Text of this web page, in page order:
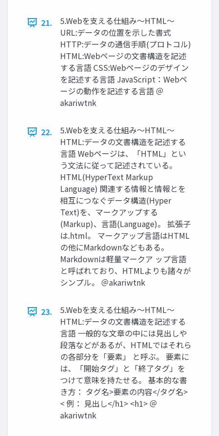
21.
5.Webを⽀える仕組み〜HTML〜
URL:データの位置を⽰した書式
HTTP:データの通信⼿順(プロトコル)
HTML:Webページの⽂書構造を記述
する⾔語 CSS:Webページのデザイン
を記述する⾔語 JavaScript：Webペ
ージの動作を記述する⾔語 ＠
akariwtnk
22.
5.Webを⽀える仕組み〜HTML〜
HTML:データの⽂書構造を記述する
⾔語 Webページは、「HTML」とい
う⽂法に従って記述されている。
HTML(HyperText Markup
Language) 関連する情報と情報とを
相互につなぐデータ構造(Hyper
Text)を、マークアップする
(Markup)、⾔語(Language)。 拡張⼦
は.html。 マークアップ⾔語はHTML
の他にMarkdownなどもある。
Markdownは軽量マークア ップ⾔語
と呼ばれており、HTMLよりも諸々が
シンプル。 ＠akariwtnk
23.
5.Webを⽀える仕組み〜HTML〜
HTML:データの⽂書構造を記述する
⾔語 ⼀般的な⽂章の中には⾒出しや
段落などがあるが、HTMLではそれら
の各部分を「要素」 と呼ぶ。 要素に
は、「開始タグ」と「終了タグ」を
つけて意味を持たせる。 基本的な書
き⽅： タグ名>要素の内容</タグ名>
< 例： ⾒出し</h1> <h1> ＠
akariwtnk